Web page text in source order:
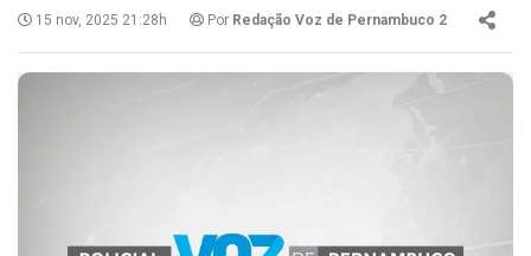
15 nov, 2025 21:28h Por Redação Voz de Pernambuco 2